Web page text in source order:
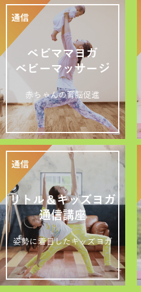
ベビママヨガ
ベビーマッサージ
赤ちゃんの育脳促進
リトル＆キッズヨガ
通信講座
姿勢に着目したキッズヨガ